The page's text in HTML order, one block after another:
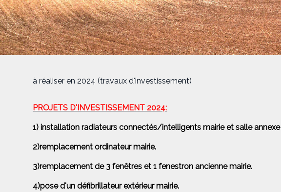
à réaliser en 2024 (travaux d'investissement)
PROJETS D'INVESTISSEMENT 2024:
1) installation radiateurs connectés/intelligents mairie et salle annexe
2)remplacement ordinateur mairie.
3)remplacement de 3 fenêtres et 1 fenestron ancienne mairie.
4)pose d'un défibrillateur extérieur mairie.